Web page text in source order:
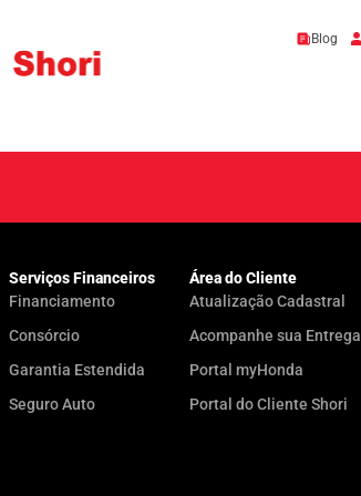
Blog
Serviços Financeiros
Financiamento
Consórcio
Garantia Estendida
Seguro Auto
Área do Cliente
Atualização Cadastral
Acompanhe sua Entrega
Portal myHonda
Portal do Cliente Shori